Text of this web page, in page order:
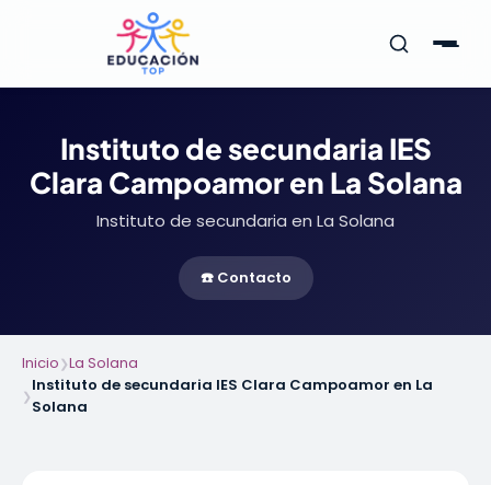
Instituto de secundaria IES
Clara Campoamor en La Solana
Instituto de secundaria en La Solana
☎️ Contacto
Inicio❯La Solana
❯
Instituto de secundaria IES Clara Campoamor en La
Solana